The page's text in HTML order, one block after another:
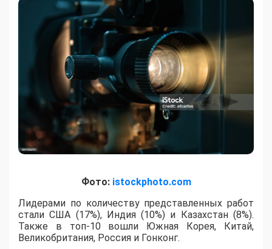
Фото: istockphoto.com
Лидерами по количеству представленных работ
стали США (17%), Индия (10%) и Казахстан (8%).
Также в топ-10 вошли Южная Корея, Китай,
Великобритания, Россия и Гонконг.